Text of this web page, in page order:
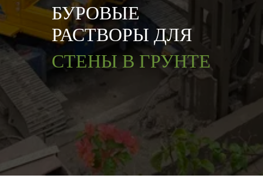
БУРОВЫЕ
РАСТВОРЫ ДЛЯ
СТЕНЫ В ГРУНТЕ